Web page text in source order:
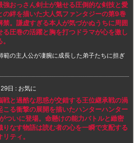
強おっさん剣士が魅せる圧倒的な剣技と愛
の絆を描いた大人気ファンタジーの第9巻
禁。謙虚すぎる本人が気づかぬうちに周囲
る圧巻の活躍と胸を打つドラマが心を激し
範の主人公が凄腕に成長した弟子たちに担ぎ
日 : お気に
戦と過酷な思惑が交錯する王位継承戦の渦
こる衝撃の展開を描いたハンターハンター
ついに登場。命懸けの能力バトルと緻密
りなす物語は読む者の心を一瞬で支配する
ティ。